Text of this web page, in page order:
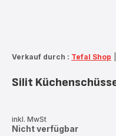
Verkauf durch : Tefal Shop
Silit
inkl. MwSt
Nicht verfügbar